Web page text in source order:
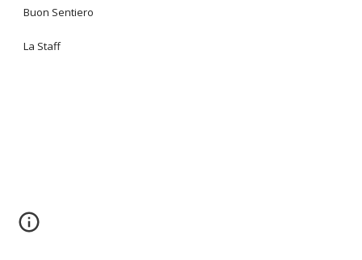
Buon Sentiero
La Staff